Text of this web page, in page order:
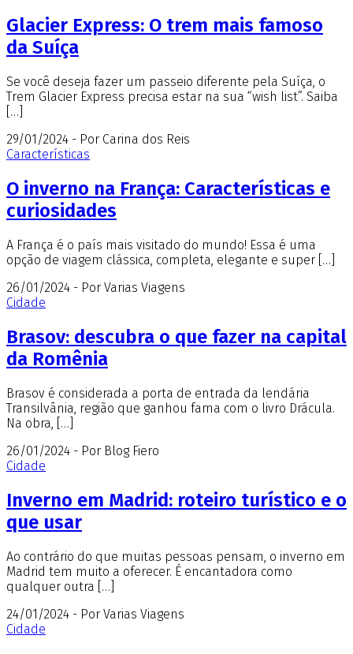
Glacier Express: O trem mais famoso
da Suíça
Se você deseja fazer um passeio diferente pela Suíça, o
Trem Glacier Express precisa estar na sua “wish list”. Saiba
[…]
29/01/2024 - Por Carina dos Reis
Características
O inverno na França: Características e
curiosidades
A França é o país mais visitado do mundo! Essa é uma
opção de viagem clássica, completa, elegante e super […]
26/01/2024 - Por Varias Viagens
Cidade
Brasov: descubra o que fazer na capital
da Romênia
Brasov é considerada a porta de entrada da lendária
Transilvânia, região que ganhou fama com o livro Drácula.
Na obra, […]
26/01/2024 - Por Blog Fiero
Cidade
Inverno em Madrid: roteiro turístico e o
que usar
Ao contrário do que muitas pessoas pensam, o inverno em
Madrid tem muito a oferecer. É encantadora como
qualquer outra […]
24/01/2024 - Por Varias Viagens
Cidade